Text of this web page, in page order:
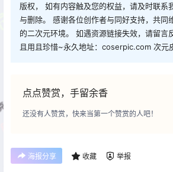
版权， 如有内容触及您的权益，请及时联系
与删除。 感谢各位创作者与同好支持，共同
的二次元环境。 如遇资源链接失效，请留言
且用且珍惜~永久地址：coserpic.com 次元
点点赞赏，手留余香
还没有人赞赏，快来当第一个赞赏的人吧！
海报分享 收藏 举报